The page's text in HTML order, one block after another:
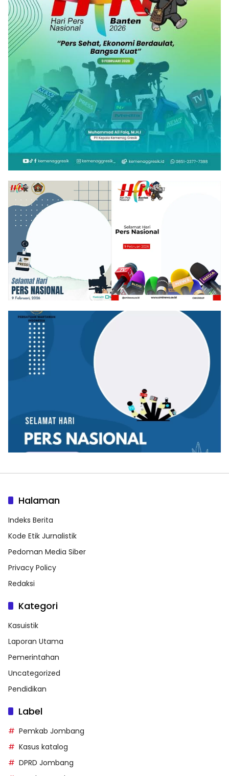
Halaman
Indeks Berita
Kode Etik Jurnalistik
Pedoman Media Siber
Privacy Policy
Redaksi
Kategori
Kasuistik
Laporan Utama
Pemerintahan
Uncategorized
Pendidikan
Label
Pemkab Jombang
Kasus katalog
DPRD Jombang